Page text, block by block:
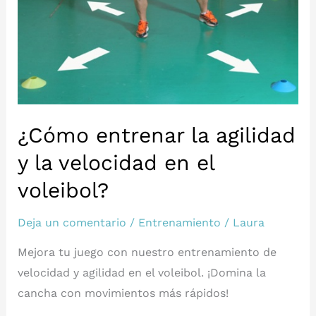
¿Cómo entrenar la agilidad
y la velocidad en el
voleibol?
Deja un comentario / Entrenamiento / Laura
Mejora tu juego con nuestro entrenamiento de
velocidad y agilidad en el voleibol. ¡Domina la
cancha con movimientos más rápidos!